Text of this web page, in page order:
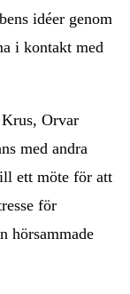
idéer genom
i kontakt med
Orvar
med andra
ett möte för att
för
hörsammade